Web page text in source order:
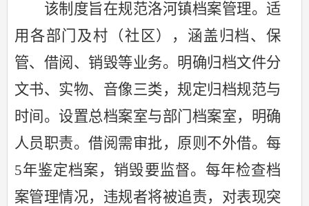
该制度旨在规范洛河镇档案管理。适
用各部门及村（社区），涵盖归档、保
管、借阅、销毁等业务。明确归档文件分
文书、实物、音像三类，规定归档规范与
时间。设置总档案室与部门档案室，明确
人员职责。借阅需审批，原则不外借。每
5年鉴定档案，销毁要监督。每年检查档
案管理情况，违规者将被追责，对表现突